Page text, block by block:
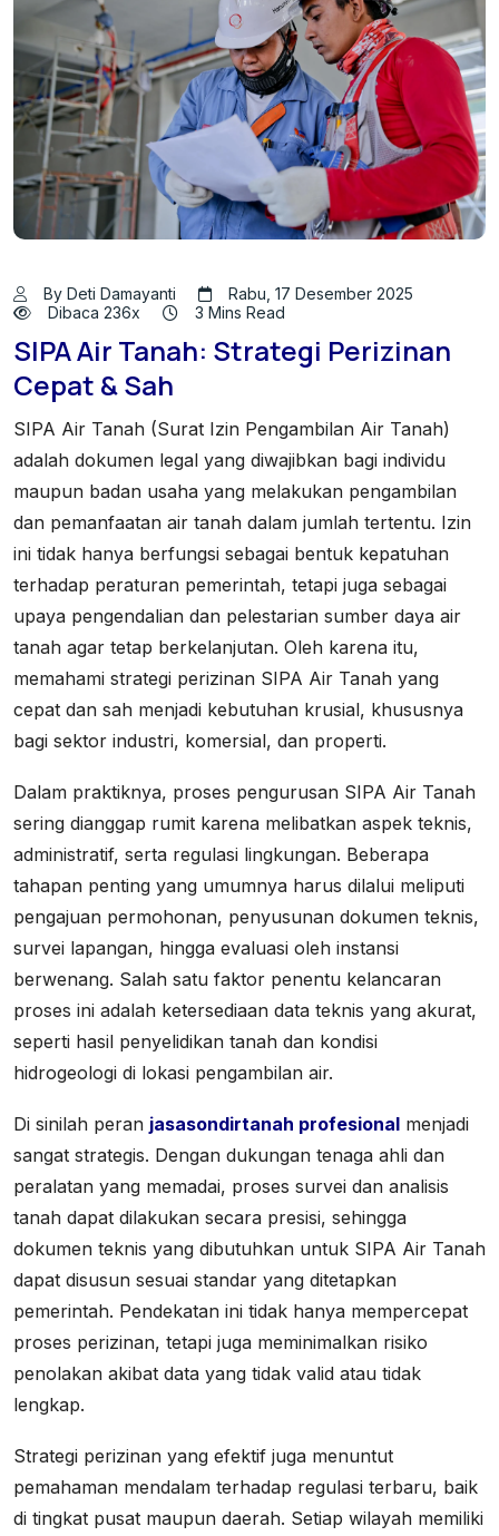
By Deti Damayanti
Rabu, 17 Desember 2025
Dibaca 236x
3 Mins Read
SIPA Air Tanah: Strategi Perizinan
Cepat & Sah
SIPA Air Tanah (Surat Izin Pengambilan Air Tanah)
adalah dokumen legal yang diwajibkan bagi individu
maupun badan usaha yang melakukan pengambilan
dan pemanfaatan air tanah dalam jumlah tertentu. Izin
ini tidak hanya berfungsi sebagai bentuk kepatuhan
terhadap peraturan pemerintah, tetapi juga sebagai
upaya pengendalian dan pelestarian sumber daya air
tanah agar tetap berkelanjutan. Oleh karena itu,
memahami strategi perizinan SIPA Air Tanah yang
cepat dan sah menjadi kebutuhan krusial, khususnya
bagi sektor industri, komersial, dan properti.
Dalam praktiknya, proses pengurusan SIPA Air Tanah
sering dianggap rumit karena melibatkan aspek teknis,
administratif, serta regulasi lingkungan. Beberapa
tahapan penting yang umumnya harus dilalui meliputi
pengajuan permohonan, penyusunan dokumen teknis,
survei lapangan, hingga evaluasi oleh instansi
berwenang. Salah satu faktor penentu kelancaran
proses ini adalah ketersediaan data teknis yang akurat,
seperti hasil penyelidikan tanah dan kondisi
hidrogeologi di lokasi pengambilan air.
Di sinilah peran jasasondirtanah profesional menjadi
sangat strategis. Dengan dukungan tenaga ahli dan
peralatan yang memadai, proses survei dan analisis
tanah dapat dilakukan secara presisi, sehingga
dokumen teknis yang dibutuhkan untuk SIPA Air Tanah
dapat disusun sesuai standar yang ditetapkan
pemerintah. Pendekatan ini tidak hanya mempercepat
proses perizinan, tetapi juga meminimalkan risiko
penolakan akibat data yang tidak valid atau tidak
lengkap.
Strategi perizinan yang efektif juga menuntut
pemahaman mendalam terhadap regulasi terbaru, baik
di tingkat pusat maupun daerah. Setiap wilayah memiliki